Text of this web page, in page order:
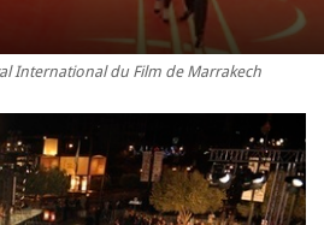
International du Film de Marrakech